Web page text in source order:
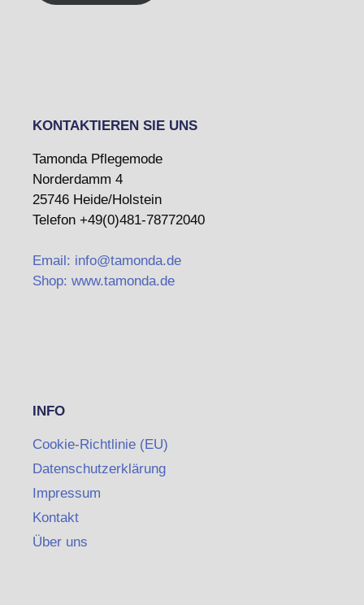
KONTAKTIEREN SIE UNS
Tamonda Pflegemode
Norderdamm 4
25746 Heide/Holstein
Telefon +49(0)481-78772040
Email: info@tamonda.de
Shop: www.tamonda.de
INFO
Cookie-Richtlinie (EU)
Datenschutzerklärung
Impressum
Kontakt
Über uns